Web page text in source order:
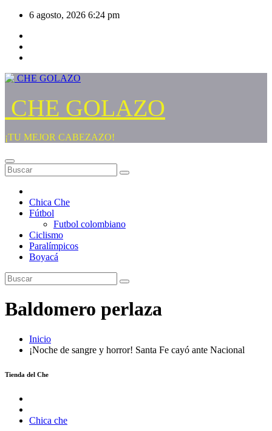
Saltar
contenido
6 agosto, 2026 6:24 pm
CHE GOLAZO
¡TU MEJOR CABEZAZO!
Chica Che
Fútbol
Futbol colombiano
Ciclismo
Paralímpicos
Boyacá
Baldomero perlaza
Inicio
¡Noche de sangre y horror! Santa Fe cayó ante Nacional
Tienda del Che
Chica che